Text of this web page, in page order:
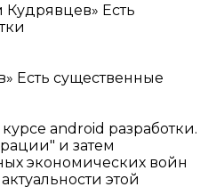
Кудрявцев» Есть
Есть существенные
android разработки.
и затем
экономических войн
этой